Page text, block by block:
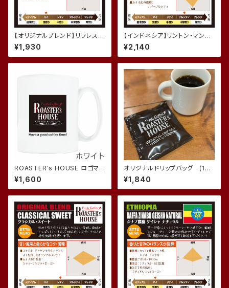
【オリジナルブレンド】リフレスカ
ンテ (200g)
¥1,930
【インドネシア】リントン・マンデ
リン (200g)
¥2,140
ROASTER's HOUSE ロゴマグ
カップ
¥1,600
オリジナルドリップバッグ (10
個入り)
¥1,840